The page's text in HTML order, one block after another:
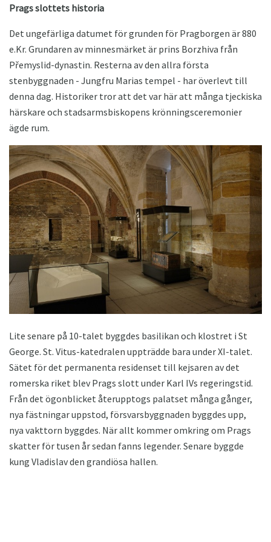
Prags slottets historia
Det ungefärliga datumet för grunden för Pragborgen är 880
e.Kr. Grundaren av minnesmärket är prins Borzhiva från
Přemyslid-dynastin. Resterna av den allra första
stenbyggnaden - Jungfru Marias tempel - har överlevt till
denna dag. Historiker tror att det var här att många tjeckiska
härskare och stadsarmsbiskopens krönningsceremonier
ägde rum.
Lite senare på 10-talet byggdes basilikan och klostret i St
George. St. Vitus-katedralen uppträdde bara under XI-talet.
Sätet för det permanenta residenset till kejsaren av det
romerska riket blev Prags slott under Karl IVs regeringstid.
Från det ögonblicket återupptogs palatset många gånger,
nya fästningar uppstod, försvarsbyggnaden byggdes upp,
nya vakttorn byggdes. När allt kommer omkring om Prags
skatter för tusen år sedan fanns legender. Senare byggde
kung Vladislav den grandiösa hallen.